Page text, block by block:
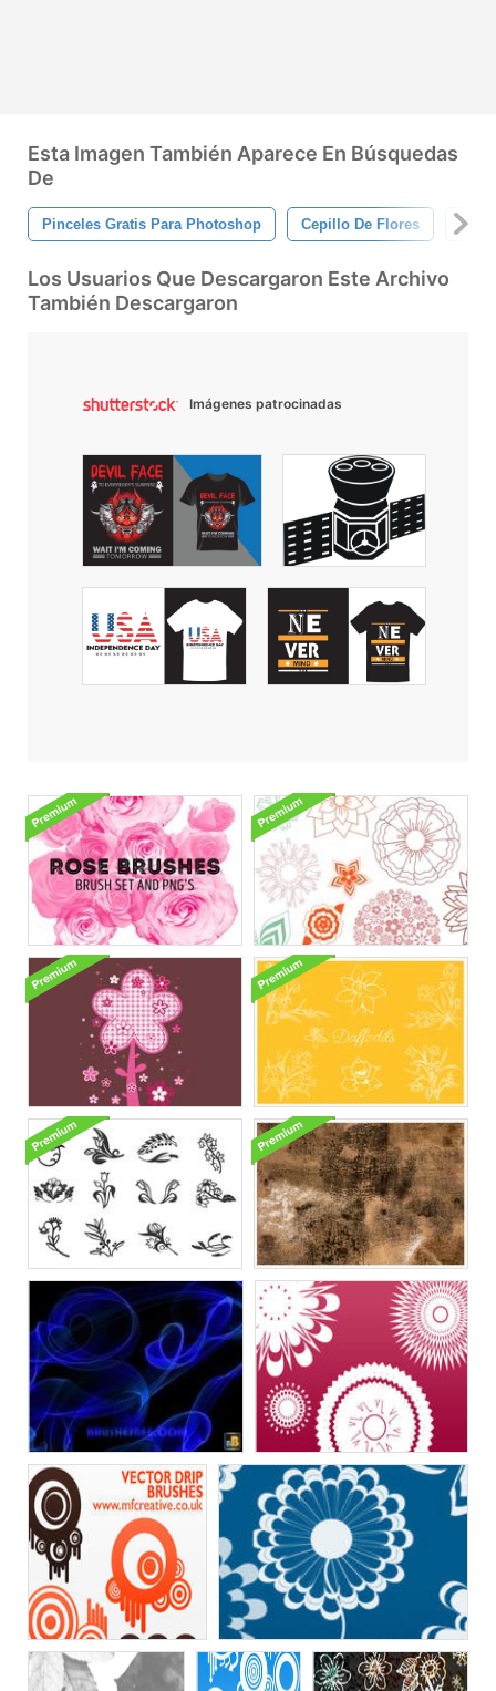
Esta Imagen También Aparece En Búsquedas
De
Pinceles Gratis Para Photoshop Cepillo De Flores
Los Usuarios Que Descargaron Este Archivo
También Descargaron
Imágenes patrocinadas